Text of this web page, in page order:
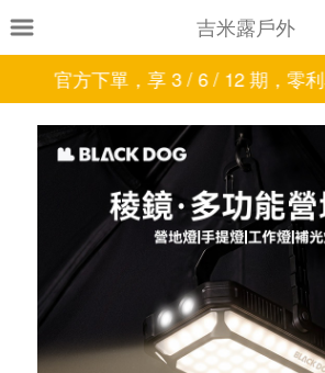
吉米露戶外
官方下單，享 3 / 6 / 12 期，零利